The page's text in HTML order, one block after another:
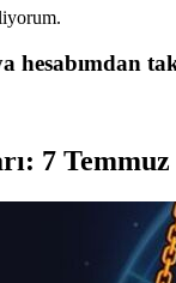
hesabımdan
7 Temmuz